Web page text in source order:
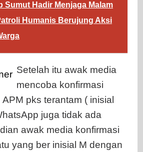
Sumut Hadir Menjaga Malam
Humanis Berujung Aksi
Setelah itu awak media
mencoba konfirmasi
pks terantam ( inisial
juga tidak ada
awak media konfirmasi
yang ber inisial M dengan